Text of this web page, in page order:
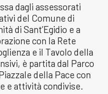
dagli assessorati
del Comune di
di Sant’Egidio e a
con la Rete
e il Tavolo della
è partita dal Parco
della Pace con
e attività condivise.